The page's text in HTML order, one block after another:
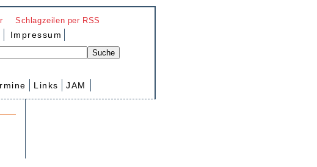
Schlagzeilen per RSS
Impressum
Links JAM